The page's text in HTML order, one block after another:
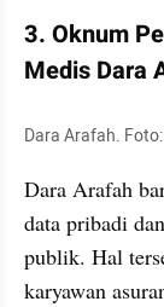
3. Oknum
Medis Dara
Dara Arafah.
Dara Arafah
data pribadi
publik. Hal
karyawan